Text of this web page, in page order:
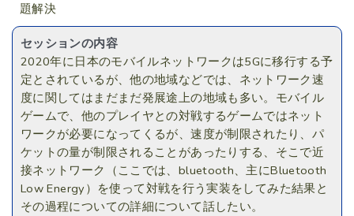
題解決
セッションの内容
2020年に日本のモバイルネットワークは5Gに移行する予
定とされているが、他の地域などでは、ネットワーク速
度に関してはまだまだ発展途上の地域も多い。モバイル
ゲームで、他のプレイヤとの対戦するゲームではネット
ワークが必要になってくるが、速度が制限されたり、パ
ケットの量が制限されることがあったりする、そこで近
接ネットワーク（ここでは、bluetooth、主にBluetooth
Low Energy）を使って対戦を行う実装をしてみた結果と
その過程についての詳細について話したい。